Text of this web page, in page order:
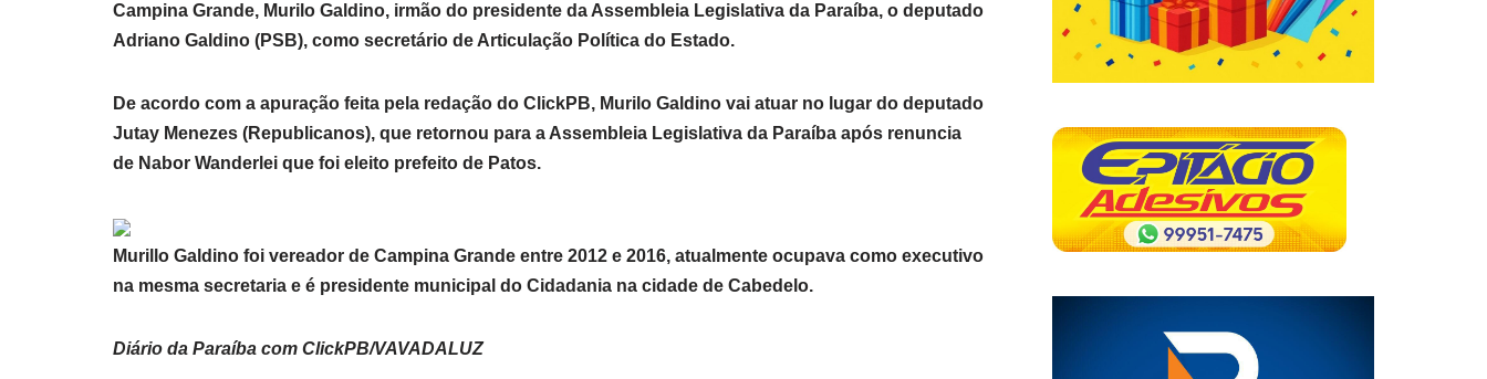
Campina Grande, Murilo Galdino, irmão do presidente da Assembleia Legislativa da Paraíba, o deputado
Adriano Galdino (PSB), como secretário de Articulação Política do Estado.
De acordo com a apuração feita pela redação do ClickPB, Murilo Galdino vai atuar no lugar do deputado
Jutay Menezes (Republicanos), que retornou para a Assembleia Legislativa da Paraíba após renuncia
de Nabor Wanderlei que foi eleito prefeito de Patos.
Murillo Galdino foi vereador de Campina Grande entre 2012 e 2016, atualmente ocupava como executivo
na mesma secretaria e é presidente municipal do Cidadania na cidade de Cabedelo.
Diário da Paraíba com ClickPB/VAVADALUZ